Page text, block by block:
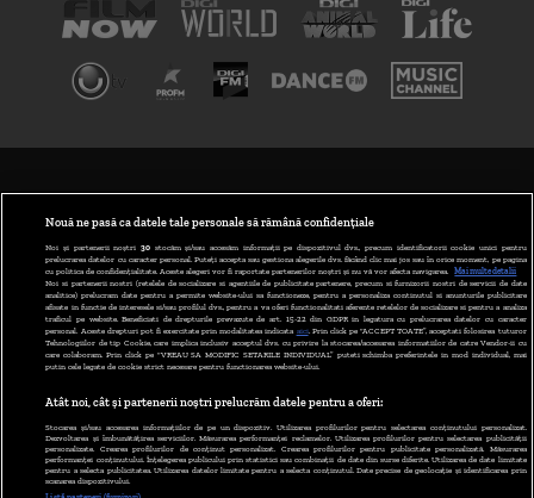
ABONARE DIGI TV
GESTIONAȚI PREFERINȚELE
CODUL DIGI24
CAMERE WEB
CONTACT/INFO
Nouă ne pasă ca datele tale personale să rămână confidențiale
Noi și partenerii noștri 30stocăm și/sau accesăm informații pe dispozitivul dvs., precum identificatorii cookie unici pentru
prelucrarea datelor cu caracter personal. Puteți accepta sau gestiona alegerile dvs. făcând clic mai jos sau în orice moment, pe pagina
cu politica de confidențialitate. Aceste alegeri vor fi raportate partenerilor noștri și nu vă vor afecta navigarea.
Mai multe detalii
Noi si partenerii nostri (retelele de socializare si agentiile de publicitate partenere, precum si furnizorii nostri de servicii de date
analitice) prelucram date pentru a permite website-ului sa functioneze, pentru a personaliza continutul si anunturile publicitare
afisate in functie de interesele si/sau profilul dvs., pentru a va oferi functionalitati aferente retelelor de socializare si pentru a analiza
traficul pe website. Beneficiati de drepturile prevazute de art. 15-22 din GDPR in legatura cu prelucrarea datelor cu caracter
personal. Aceste drepturi pot fi exercitate prin modalitatea indicata aici. Prin click pe “ACCEPT TOATE”, acceptati folosirea tuturor
Tehnologiilor de tip Cookie, care implica inclusiv acceptul dvs. cu privire la stocarea/accesarea informatiilor de catre Vendor-ii cu
care colaboram. Prin click pe “VREAU SA MODIFIC SETARILE INDIVIDUAL” puteti schimba preferintele in mod individual, mai
putin cele legate de cookie strict necesare pentru functionarea website-ului.
Atât noi, cât și partenerii noștri prelucrăm datele pentru a oferi:
Stocarea și/sau accesarea informațiilor de pe un dispozitiv. Utilizarea profilurilor pentru selectarea conținutului personalizat.
Dezvoltarea și îmbunătățirea serviciilor. Măsurarea performanței reclamelor. Utilizarea profilurilor pentru selectarea publicității
personalizate. Crearea profilurilor de conținut personalizat. Crearea profilurilor pentru publicitate personalizată. Măsurarea
performanței conținutului. Înțelegerea publicului prin statistici sau combinații de date din surse diferite. Utilizarea de date limitate
pentru a selecta publicitatea. Utilizarea datelor limitate pentru a selecta conținutul. Date precise de geolocație și identificarea prin
scanarea dispozitivului.